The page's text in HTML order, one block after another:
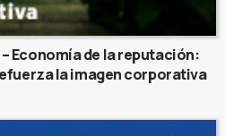
Economía de la reputación:
la imagen corporativa